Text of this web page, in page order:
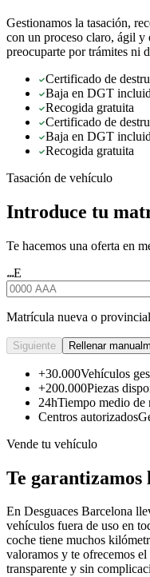
Gestionamos la tasación,
con un proceso claro, ágil y
preocuparte por trámites ni
Certificado de
Baja en DGT
Recogida gratuita
Certificado de
Baja en DGT
Recogida gratuita
Tasación de vehículo
Introduce tu
Te hacemos una oferta en
★★★E
Matrícula nueva o
Siguiente Rellenar
+30.000Vehículos
+200.000Piezas
24hTiempo medio de
Centros autorizados
Vende tu vehículo
Te
En Desguaces Barcelona
vehículos fuera de uso en
coche tiene muchos
valoramos y te ofrecemos
transparente y sin